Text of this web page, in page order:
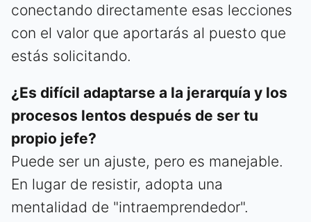
conectando directamente esas lecciones
con el valor que aportarás al puesto que
estás solicitando.
¿Es difícil adaptarse a la jerarquía y los
procesos lentos después de ser tu
propio jefe?
Puede ser un ajuste, pero es manejable.
En lugar de resistir, adopta una
mentalidad de "intraemprendedor".